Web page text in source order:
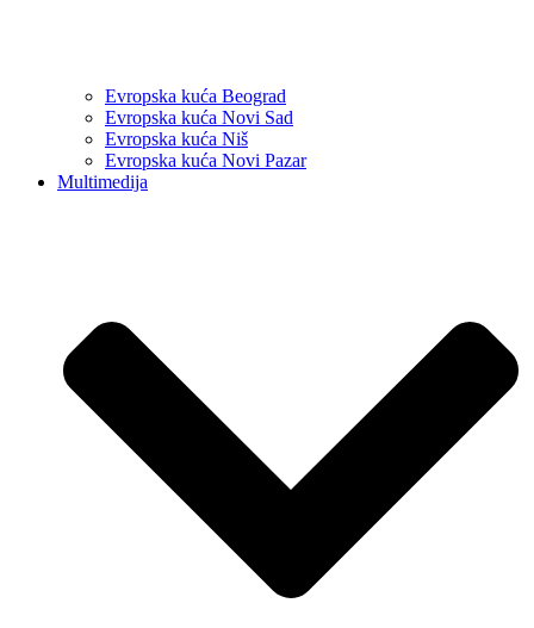
Evropska kuća Beograd
Evropska kuća Novi Sad
Evropska kuća Niš
Evropska kuća Novi Pazar
Multimedija